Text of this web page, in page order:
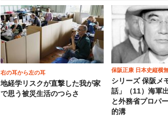
右の耳から左の耳
地経学リスクが直撃した我が家
で思う被災生活のつらさ
保阪正康 日本史縦横
シリーズ 保阪メ
話」（11）海軍
と外務省プロパ
的溝